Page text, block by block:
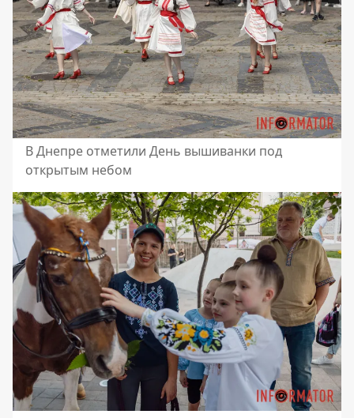
В Днепре отметили День вышиванки под
открытым небом